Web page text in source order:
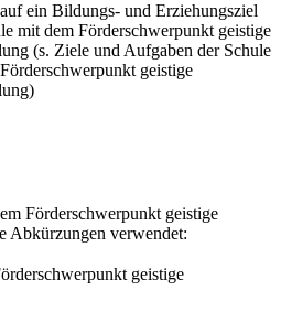
ein Bildungs- und Erziehungsziel
mit dem Förderschwerpunkt geistige
(s. Ziele und Aufgaben der Schule
geistige
Förderschwerpunkt geistige
Abkürzungen verwendet:
geistige